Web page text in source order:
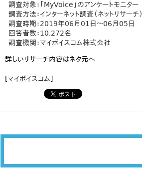
調査対象：「MyVoice」のアンケートモニター
調査方法：インターネット調査（ネットリサーチ）
調査時期：2019年06月01日～06月05日
回答者数：10,272名
調査機関：マイボイスコム株式会社
詳しいリサーチ内容はネタ元へ
[マイボイスコム]